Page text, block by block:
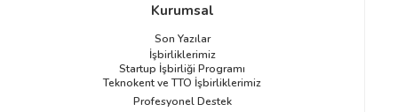
Kurumsal
Son Yazılar
İşbirliklerimiz
Startup İşbirliği Programı
Teknokent ve TTO İşbirliklerimiz
Profesyonel Destek